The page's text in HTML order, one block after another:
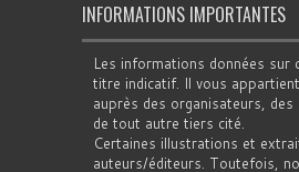
INFORMATIONS IMPORTANTES
Les informations données sur
titre indicatif. Il vous
auprès des organisateurs, des
de tout autre tiers cité.
Certaines illustrations et
auteurs/éditeurs. Toutefois,